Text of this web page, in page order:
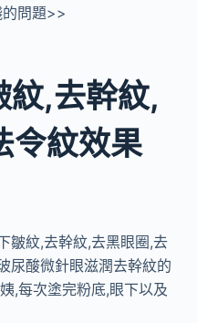
問題>>
紋,去幹紋,
令紋效果
皺紋,去幹紋,去黑眼圈,去
尿酸微針眼滋潤去幹紋的
,每次塗完粉底,眼下以及